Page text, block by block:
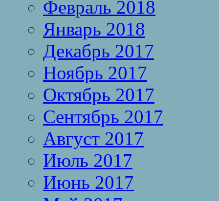
Февраль 2018
Январь 2018
Декабрь 2017
Ноябрь 2017
Октябрь 2017
Сентябрь 2017
Август 2017
Июль 2017
Июнь 2017